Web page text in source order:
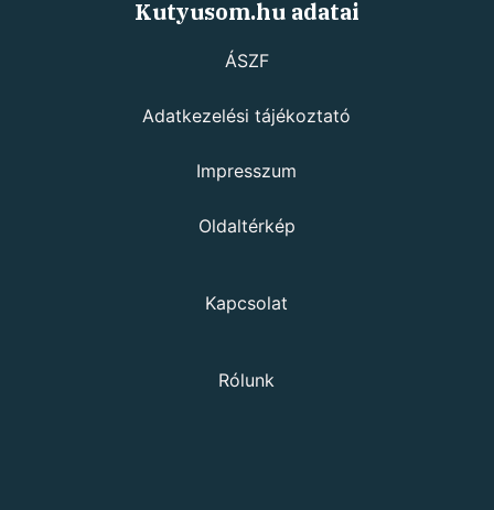
Kutyusom.hu adatai
ÁSZF
Adatkezelési tájékoztató
Impresszum
Oldaltérkép
Kapcsolat
Rólunk